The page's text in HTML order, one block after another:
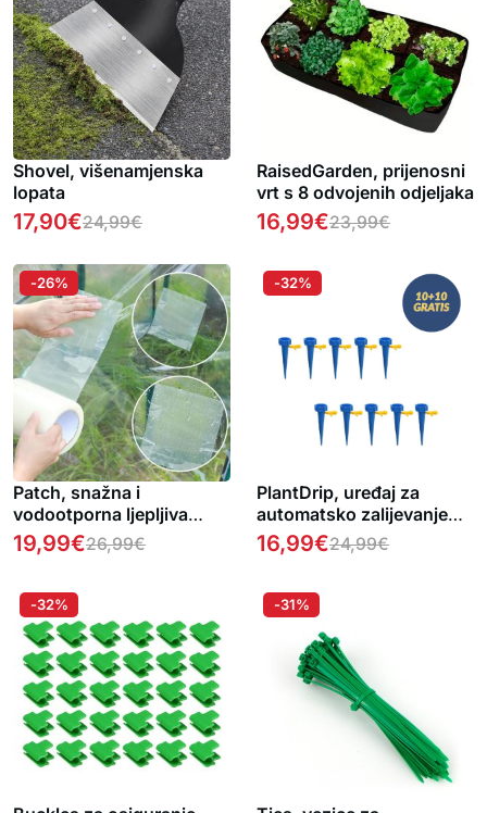
Shovel, višenamjenska
lopata
17,90€24,99€
RaisedGarden, prijenosni
vrt s 8 odvojenih odjeljaka
16,99€23,99€
Patch, snažna i
vodootporna ljepljiva
folija (30cm x 10m)
19,99€26,99€
-26%
PlantDrip, uređaj za
automatsko zalijevanje
biljaka 10+10 GRATIS
16,99€24,99€
-32%
-32% -31%